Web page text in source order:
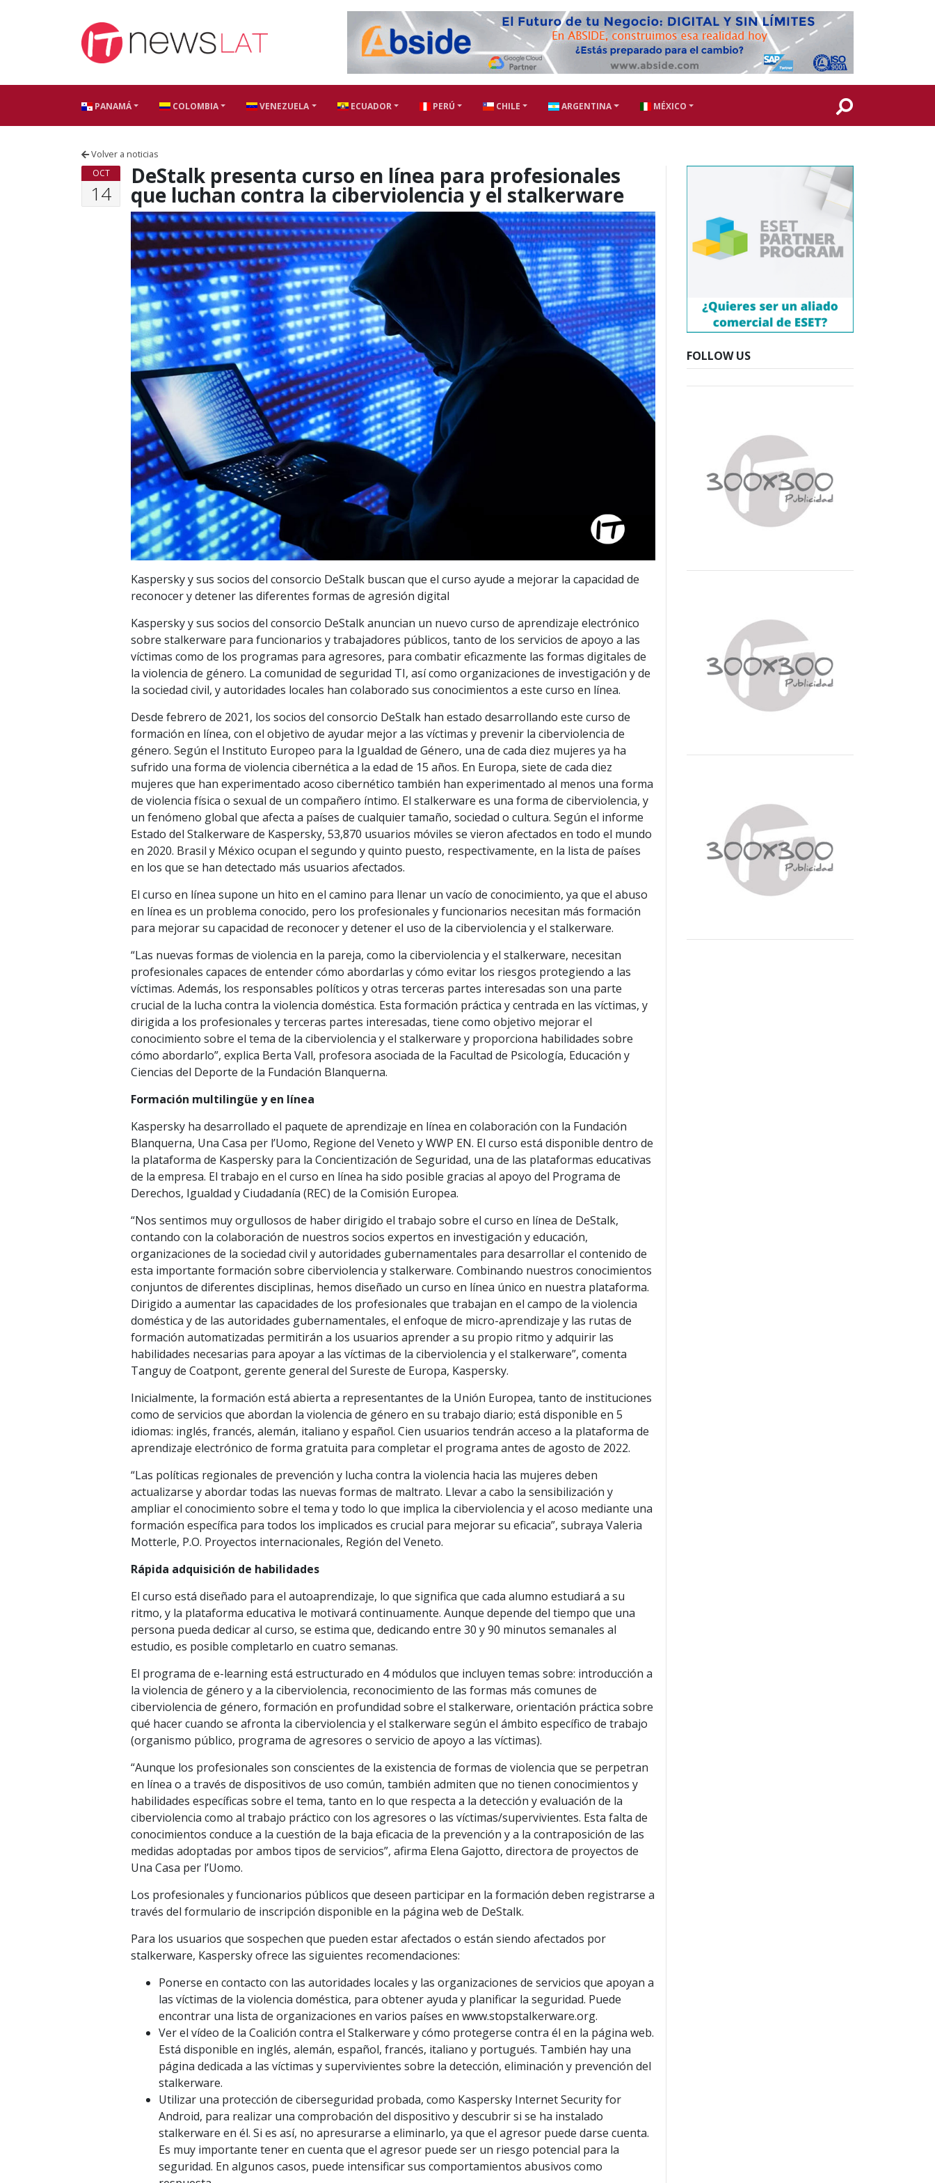
PANAMÁ COLOMBIA VENEZUELA ECUADOR PERÚ CHILE ARGENTINA MÉXICO
Volver a noticias
OCT
14
DeStalk presenta curso en línea para profesionales
que luchan contra la ciberviolencia y el stalkerware
Kaspersky y sus socios del consorcio DeStalk buscan que el curso ayude a mejorar la capacidad de
reconocer y detener las diferentes formas de agresión digital
Kaspersky y sus socios del consorcio DeStalk anuncian un nuevo curso de aprendizaje electrónico
sobre stalkerware para funcionarios y trabajadores públicos, tanto de los servicios de apoyo a las
víctimas como de los programas para agresores, para combatir eficazmente las formas digitales de
la violencia de género. La comunidad de seguridad TI, así como organizaciones de investigación y de
la sociedad civil, y autoridades locales han colaborado sus conocimientos a este curso en línea.
Desde febrero de 2021, los socios del consorcio DeStalk han estado desarrollando este curso de
formación en línea, con el objetivo de ayudar mejor a las víctimas y prevenir la ciberviolencia de
género. Según el Instituto Europeo para la Igualdad de Género, una de cada diez mujeres ya ha
sufrido una forma de violencia cibernética a la edad de 15 años. En Europa, siete de cada diez
mujeres que han experimentado acoso cibernético también han experimentado al menos una forma
de violencia física o sexual de un compañero íntimo. El stalkerware es una forma de ciberviolencia, y
un fenómeno global que afecta a países de cualquier tamaño, sociedad o cultura. Según el informe
Estado del Stalkerware de Kaspersky, 53,870 usuarios móviles se vieron afectados en todo el mundo
en 2020. Brasil y México ocupan el segundo y quinto puesto, respectivamente, en la lista de países
en los que se han detectado más usuarios afectados.
El curso en línea supone un hito en el camino para llenar un vacío de conocimiento, ya que el abuso
en línea es un problema conocido, pero los profesionales y funcionarios necesitan más formación
para mejorar su capacidad de reconocer y detener el uso de la ciberviolencia y el stalkerware.
“Las nuevas formas de violencia en la pareja, como la ciberviolencia y el stalkerware, necesitan
profesionales capaces de entender cómo abordarlas y cómo evitar los riesgos protegiendo a las
víctimas. Además, los responsables políticos y otras terceras partes interesadas son una parte
crucial de la lucha contra la violencia doméstica. Esta formación práctica y centrada en las víctimas, y
dirigida a los profesionales y terceras partes interesadas, tiene como objetivo mejorar el
conocimiento sobre el tema de la ciberviolencia y el stalkerware y proporciona habilidades sobre
cómo abordarlo”, explica Berta Vall, profesora asociada de la Facultad de Psicología, Educación y
Ciencias del Deporte de la Fundación Blanquerna.
Formación multilingüe y en línea
Kaspersky ha desarrollado el paquete de aprendizaje en línea en colaboración con la Fundación
Blanquerna, Una Casa per l’Uomo, Regione del Veneto y WWP EN. El curso está disponible dentro de
la plataforma de Kaspersky para la Concientización de Seguridad, una de las plataformas educativas
de la empresa. El trabajo en el curso en línea ha sido posible gracias al apoyo del Programa de
Derechos, Igualdad y Ciudadanía (REC) de la Comisión Europea.
“Nos sentimos muy orgullosos de haber dirigido el trabajo sobre el curso en línea de DeStalk,
contando con la colaboración de nuestros socios expertos en investigación y educación,
organizaciones de la sociedad civil y autoridades gubernamentales para desarrollar el contenido de
esta importante formación sobre ciberviolencia y stalkerware. Combinando nuestros conocimientos
conjuntos de diferentes disciplinas, hemos diseñado un curso en línea único en nuestra plataforma.
Dirigido a aumentar las capacidades de los profesionales que trabajan en el campo de la violencia
doméstica y de las autoridades gubernamentales, el enfoque de micro-aprendizaje y las rutas de
formación automatizadas permitirán a los usuarios aprender a su propio ritmo y adquirir las
habilidades necesarias para apoyar a las víctimas de la ciberviolencia y el stalkerware”, comenta
Tanguy de Coatpont, gerente general del Sureste de Europa, Kaspersky.
Inicialmente, la formación está abierta a representantes de la Unión Europea, tanto de instituciones
como de servicios que abordan la violencia de género en su trabajo diario; está disponible en 5
idiomas: inglés, francés, alemán, italiano y español. Cien usuarios tendrán acceso a la plataforma de
aprendizaje electrónico de forma gratuita para completar el programa antes de agosto de 2022.
“Las políticas regionales de prevención y lucha contra la violencia hacia las mujeres deben
actualizarse y abordar todas las nuevas formas de maltrato. Llevar a cabo la sensibilización y
ampliar el conocimiento sobre el tema y todo lo que implica la ciberviolencia y el acoso mediante una
formación específica para todos los implicados es crucial para mejorar su eficacia”, subraya Valeria
Motterle, P.O. Proyectos internacionales, Región del Veneto.
Rápida adquisición de habilidades
El curso está diseñado para el autoaprendizaje, lo que significa que cada alumno estudiará a su
ritmo, y la plataforma educativa le motivará continuamente. Aunque depende del tiempo que una
persona pueda dedicar al curso, se estima que, dedicando entre 30 y 90 minutos semanales al
estudio, es posible completarlo en cuatro semanas.
El programa de e-learning está estructurado en 4 módulos que incluyen temas sobre: introducción a
la violencia de género y a la ciberviolencia, reconocimiento de las formas más comunes de
ciberviolencia de género, formación en profundidad sobre el stalkerware, orientación práctica sobre
qué hacer cuando se afronta la ciberviolencia y el stalkerware según el ámbito específico de trabajo
(organismo público, programa de agresores o servicio de apoyo a las víctimas).
“Aunque los profesionales son conscientes de la existencia de formas de violencia que se perpetran
en línea o a través de dispositivos de uso común, también admiten que no tienen conocimientos y
habilidades específicas sobre el tema, tanto en lo que respecta a la detección y evaluación de la
ciberviolencia como al trabajo práctico con los agresores o las víctimas/supervivientes. Esta falta de
conocimientos conduce a la cuestión de la baja eficacia de la prevención y a la contraposición de las
medidas adoptadas por ambos tipos de servicios”, afirma Elena Gajotto, directora de proyectos de
Una Casa per l’Uomo.
Los profesionales y funcionarios públicos que deseen participar en la formación deben registrarse a
través del formulario de inscripción disponible en la página web de DeStalk.
Para los usuarios que sospechen que pueden estar afectados o están siendo afectados por
stalkerware, Kaspersky ofrece las siguientes recomendaciones:
Ponerse en contacto con las autoridades locales y las organizaciones de servicios que apoyan a
las víctimas de la violencia doméstica, para obtener ayuda y planificar la seguridad. Puede
encontrar una lista de organizaciones en varios países en www.stopstalkerware.org.
Ver el vídeo de la Coalición contra el Stalkerware y cómo protegerse contra él en la página web.
Está disponible en inglés, alemán, español, francés, italiano y portugués. También hay una
página dedicada a las víctimas y supervivientes sobre la detección, eliminación y prevención del
stalkerware.
Utilizar una protección de ciberseguridad probada, como Kaspersky Internet Security for
Android, para realizar una comprobación del dispositivo y descubrir si se ha instalado
stalkerware en él. Si es así, no apresurarse a eliminarlo, ya que el agresor puede darse cuenta.
Es muy importante tener en cuenta que el agresor puede ser un riesgo potencial para la
seguridad. En algunos casos, puede intensificar sus comportamientos abusivos como
FOLLOW US